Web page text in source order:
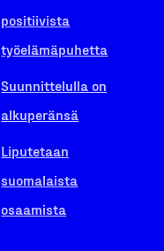
positiivista
työelämäpuhetta
Suunnittelulla on
alkuperänsä
Liputetaan
suomalaista
osaamista